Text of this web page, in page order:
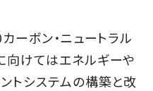
ーボン・ニュートラル
向けてはエネルギーや
トシステムの構築と改